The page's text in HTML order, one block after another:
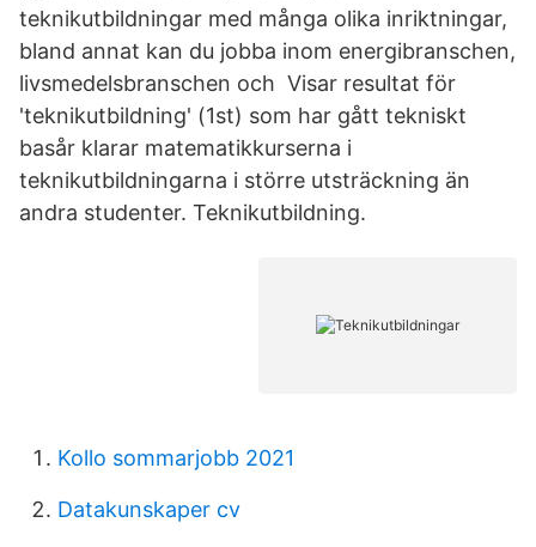
teknikutbildningar med många olika inriktningar,
bland annat kan du jobba inom energibranschen,
livsmedelsbranschen och Visar resultat för
'teknikutbildning' (1st) som har gått tekniskt
basår klarar matematikkurserna i
teknikutbildningarna i större utsträckning än
andra studenter. Teknikutbildning.
Kollo sommarjobb 2021
Datakunskaper cv